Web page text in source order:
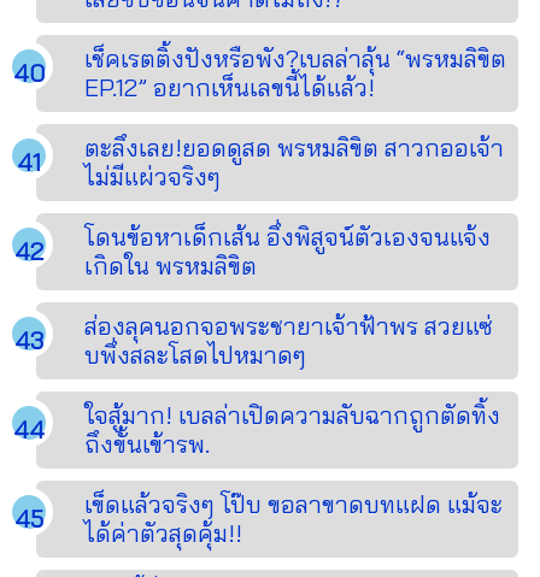
เช็คเรตติ้งปังหรือพัง?เบลล่าลุ้น “พรหมลิขิต
EP.12” อยากเห็นเลขนี้ได้แล้ว!
ตะลึงเลย!ยอดดูสด พรหมลิขิต สาวกออเจ้า
ไม่มีแผ่วจริงๆ
โดนข้อหาเด็กเส้น อึ่งพิสูจน์ตัวเองจนแจ้ง
เกิดใน พรหมลิขิต
ส่องลุคนอกจอพระชายาเจ้าฟ้าพร สวยแซ่
บพึ่งสละโสดไปหมาดๆ
ใจสู้มาก! เบลล่าเปิดความลับฉากถูกตัดทิ้ง
ถึงขั้นเข้ารพ.
เข็ดแล้วจริงๆ โป๊บ ขอลาขาดบทแฝด แม้จะ
ได้ค่าตัวสุดคุ้ม!!